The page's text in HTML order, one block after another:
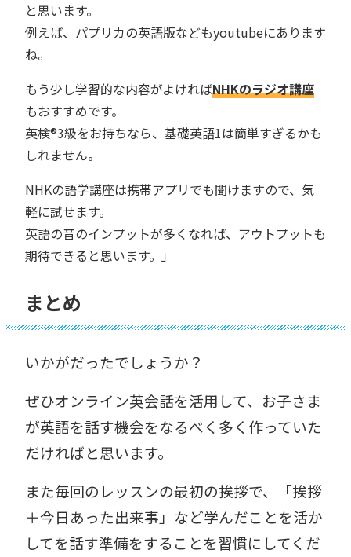
と思います。
例えば、パプリカの英語版などもyoutubeにあります
ね。
もう少し学習的な内容がよければNHKのラジオ講座
もおすすめです。
英検®︎3級をお持ちなら、基礎英語1は簡単すぎるかも
しれません。
NHKの語学講座は携帯アプリでも聞けますので、気
軽に試せます。
英語の音のインプットが多くなれば、アウトプットも
期待できると思います。」
まとめ
いかがだったでしょうか？
ぜひオンライン英会話を活用して、お子さま
が英語を話す機会をなるべく多く作っていた
だければと思います。
また毎回のレッスンの最初の挨拶で、「挨拶
＋今日あった出来事」など学んだことを活か
してを話す準備をすることを習慣にしてくだ